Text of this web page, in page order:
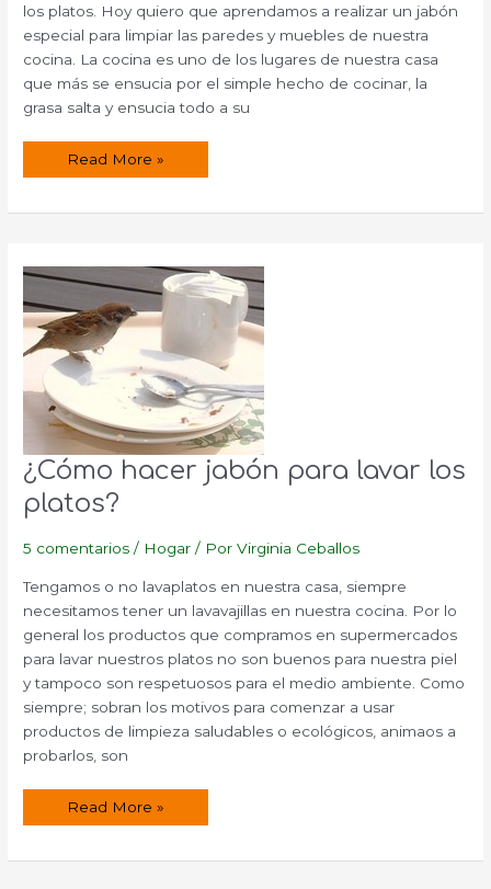
los platos. Hoy quiero que aprendamos a realizar un jabón
especial para limpiar las paredes y muebles de nuestra
cocina. La cocina es uno de los lugares de nuestra casa
que más se ensucia por el simple hecho de cocinar, la
grasa salta y ensucia todo a su
¿Cómo
la
cocina?
Read More »
¿Cómo hacer jabón para lavar los
platos?
5 comentarios / Hogar / PorVirginia Ceballos
Tengamos o no lavaplatos en nuestra casa, siempre
necesitamos tener un lavavajillas en nuestra cocina. Por lo
general los productos que compramos en supermercados
para lavar nuestros platos no son buenos para nuestra piel
y tampoco son respetuosos para el medio ambiente. Como
siempre; sobran los motivos para comenzar a usar
productos de limpieza saludables o ecológicos, animaos a
probarlos, son
¿Cómo
lavar
Read More »